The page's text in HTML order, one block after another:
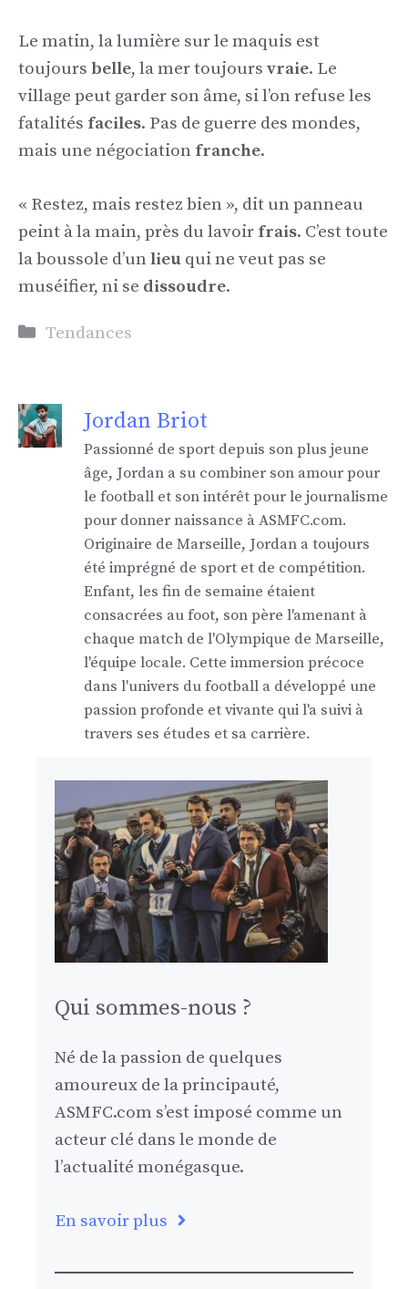
Le matin, la lumière sur le maquis est
toujours belle, la mer toujours vraie. Le
village peut garder son âme, si l’on refuse les
fatalités faciles. Pas de guerre des mondes,
mais une négociation franche.
« Restez, mais restez bien », dit un panneau
peint à la main, près du lavoir frais. C’est toute
la boussole d’un lieu qui ne veut pas se
muséifier, ni se dissoudre.
Catégories
Tendances
Jordan Briot
Passionné de sport depuis son plus jeune
âge, Jordan a su combiner son amour pour
le football et son intérêt pour le journalisme
pour donner naissance à ASMFC.com.
Originaire de Marseille, Jordan a toujours
été imprégné de sport et de compétition.
Enfant, les fin de semaine étaient
consacrées au foot, son père l'amenant à
chaque match de l'Olympique de Marseille,
l'équipe locale. Cette immersion précoce
dans l'univers du football a développé une
passion profonde et vivante qui l'a suivi à
travers ses études et sa carrière.
Qui sommes-nous ?
Né de la passion de quelques
amoureux de la principauté,
ASMFC.com s’est imposé comme un
acteur clé dans le monde de
l’actualité monégasque.
En savoir plus